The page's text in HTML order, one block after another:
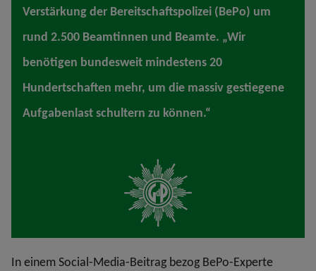
Verstärkung der Bereitschaftspolizei (BePo) um
rund 2.500 Beamtinnen und Beamte. „Wir
benötigen bundesweit mindestens 20
Hundertschaften mehr, um die massiv gestiegene
Aufgabenlast schultern zu können.“
In einem Social-Media-Beitrag bezog BePo-Experte